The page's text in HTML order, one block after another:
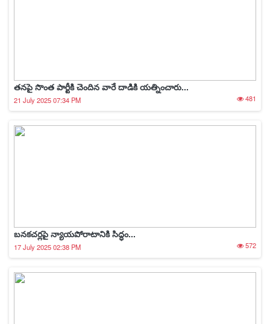
త‌నపై సొంత పార్టీకి చెందిన వారే దాడికి య‌త్నించారు...
21 July 2025 07:34 PM 481
బనకచర్లపై న్యాయపోరాటానికి సిద్ధం...
17 July 2025 02:38 PM 572